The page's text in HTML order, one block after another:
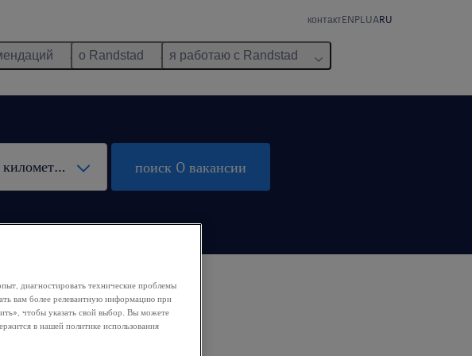
контактENPL UARU
о Randstad я работаю с Randstad
поиск 0 вакансии
Попробуйте
диагностировать технические проблемы
вам более релевантную информацию при
чтобы указать свой выбор. Вы можете
в нашей политике использования